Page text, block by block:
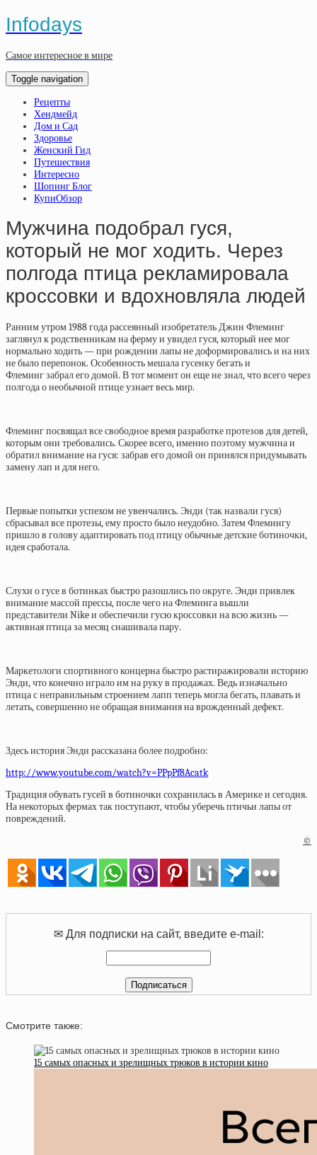
Infodays
Самое интересное в мире
Toggle navigation
Рецепты
Хендмейд
Дом и Сад
Здоровье
Женский Гид
Путешествия
Интересно
Шопинг Блог
КупиОбзор
Мужчина подобрал гуся,
который не мог ходить. Через
полгода птица рекламировала
кроссовки и вдохновляла людей
Ранним утром 1988 года рассеянный изобретатель Джин Флеминг
заглянул к родственникам на ферму и увидел гуся, который нее мог
нормально ходить — при рождении лапы не доформировались и на них
не было перепонок. Особенность мешала гусенку бегать и
Флеминг забрал его домой. В тот момент он еще не знал, что всего через
полгода о необычной птице узнает весь мир.
Флеминг посвящал все свободное время разработке протезов для детей,
которым они требовались. Скорее всего, именно поэтому мужчина и
обратил внимание на гуся: забрав его домой он принялся придумывать
замену лап и для него.
Первые попытки успехом не увенчались. Энди (так назвали гуся)
сбрасывал все протезы, ему просто было неудобно. Затем Флемингу
пришло в голову адаптировать под птицу обычные детские ботиночки,
идея сработала.
Слухи о гусе в ботинках быстро разошлись по округе. Энди привлек
внимание массой прессы, после чего на Флеминга вышли
представители Nike и обеспечили гусю кроссовки на всю жизнь —
активная птица за месяц снашивала пару.
Маркетологи спортивного концерна быстро растиражировали историю
Энди, что конечно играло им на руку в продажах. Ведь изначально
птица с неправильным строением лапп теперь могла бегать, плавать и
летать, совершенно не обращая внимания на врожденный дефект.
Здесь история Энди рассказана более подробно:
http://www.youtube.com/watch?v=PPpPf8Acatk
Традиция обувать гусей в ботиночки сохранилась в Америке и сегодня.
На некоторых фермах так поступают, чтобы уберечь птичьи лапы от
повреждений.
©
✉ Для подписки на сайт, введите e-mail:
Смотрите также:
15 самых опасных и зрелищных трюков в истории кино